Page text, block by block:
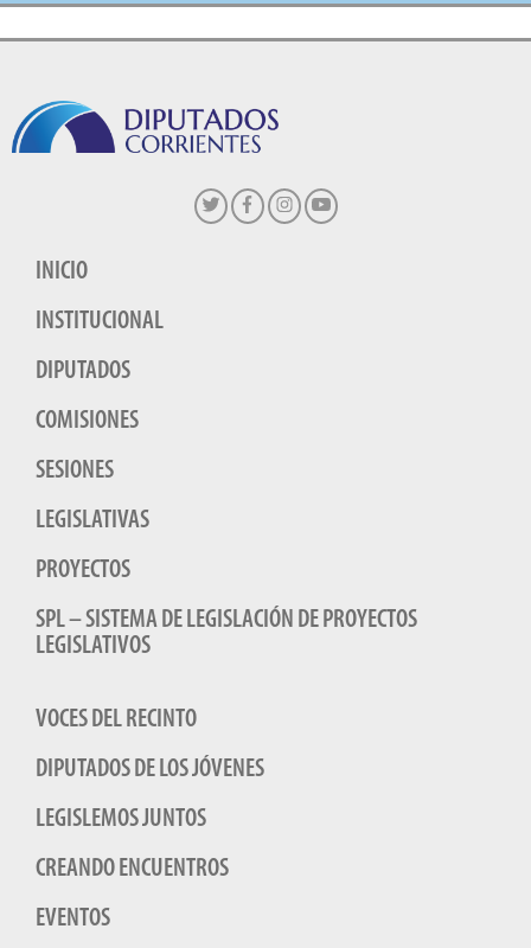
INICIO
INSTITUCIONAL
DIPUTADOS
COMISIONES
SESIONES
LEGISLATIVAS
PROYECTOS
SPL – SISTEMA DE LEGISLACIÓN DE PROYECTOS
LEGISLATIVOS
VOCES DEL RECINTO
DIPUTADOS DE LOS JÓVENES
LEGISLEMOS JUNTOS
CREANDO ENCUENTROS
EVENTOS